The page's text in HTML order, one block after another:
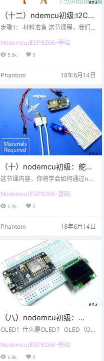
（十二）ndemcu初级:I2C
LCD 接口之LCD1602
步骤1： 材料准备 这节课程，我们
实学习使用LCD1602，无非就是在
学习IIC（I2C）接口的使用，学会了
I2C，后面遇到I2C接口的东西，使
的硬件材料如下： nodemcu 16x2
B 电缆 软件环境： * Arduino IDE
（配置好了esp8266开发环境） 步
骤 2 ：…
Nodemcu/ESP8266-基础
5.8k 0
Phantom 18年6月14日
（十）nodemcu初级：舵机
的控制
这节课内容，你将学会如何通过nod
备 上图是这节课所需要用到的材
料。 硬件材料 NodeMCU 伺服电机
面包板 跳线 *微型USB电缆 软件环
6环境） 步骤2：硬件说明 什么是面
在其中插入组件并轻松移除它们。
请参考照片看看它是如何制作的。
每侧通常有2个带，表示电源通道。
它将所有的…
Nodemcu/ESP8266-基础
5.2k 0
Phantom 18年6月14日
（八）nodemcu初级：
OLED屏幕的使用
OLED！什么是OLED？ OLED（Org
为有机电激光显示、有机发光半导
体。当施加电流时，发出亮光。OLE
Nodemcu/ESP8266-基础
6.8k 0